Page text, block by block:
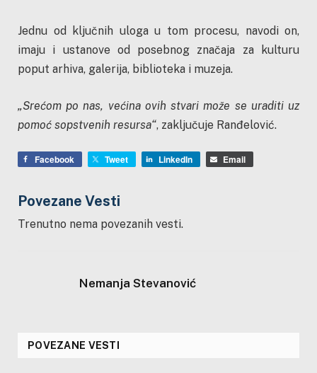
Jednu od ključnih uloga u tom procesu, navodi on,
imaju i ustanove od posebnog značaja za kulturu
poput arhiva, galerija, biblioteka i muzeja.
„Srećom po nas, većina ovih stvari može se uraditi uz
pomoć sopstvenih resursa“, zaključuje Ranđelović.
Facebook Tweet LinkedIn Email
Povezane Vesti
Trenutno nema povezanih vesti.
Nemanja Stevanović
POVEZANE VESTI